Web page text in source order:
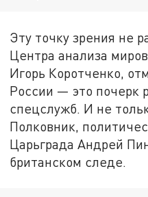
Эту точку зрения не
Центра анализа
Игорь Коротченко,
России — это почерк
спецслужб. И не
Полковник,
Царьграда Андрей
британском следе.